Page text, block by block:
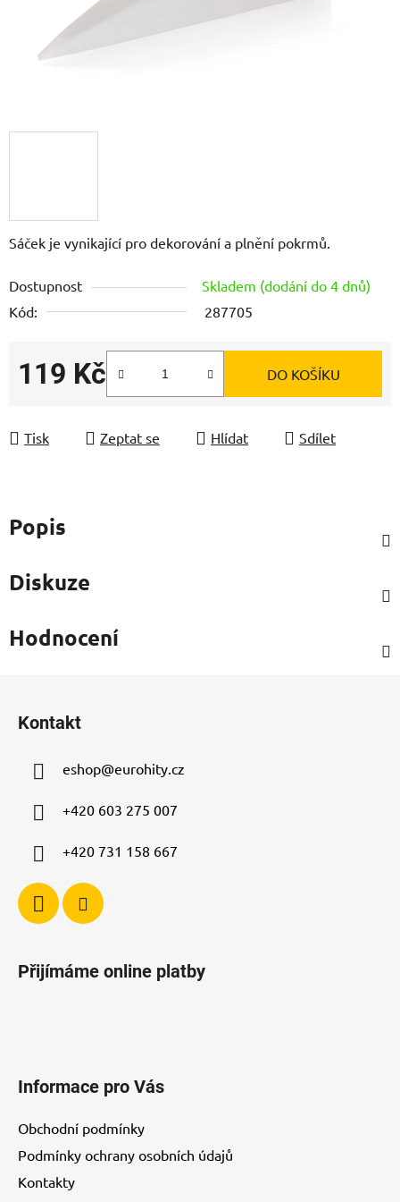
Sáček je vynikající pro dekorování a plnění pokrmů.
Dostupnost
Skladem (dodání do 4 dnů)
Kód:
287705
119 Kč DO KOŠÍKU
Tisk Zeptat se Hlídat Sdílet
Popis
Diskuze
Hodnocení
Kontakt
eshop@eurohity.cz
+420 603 275 007
+420 731 158 667
Přijímáme online platby
Informace pro Vás
Obchodní podmínky
Podmínky ochrany osobních údajů
Kontakty